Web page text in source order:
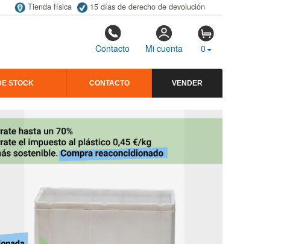
Tienda física 15 días de derecho de devolución
Contacto Mi cuenta 0
STOCK CONTACTO VENDER